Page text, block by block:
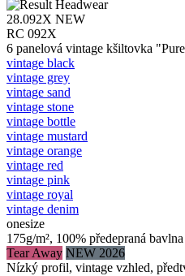
28.092X NEW
RC 092X
6 panelová vintage kšiltovka
vintage black
vintage grey
vintage sand
vintage stone
vintage bottle
vintage mustard
vintage orange
vintage red
vintage pink
vintage royal
vintage denim
onesize
175g/m², 100% předepraná bavlna
Tear Away NEW 2026
Nízký profil, vintage vzhled,